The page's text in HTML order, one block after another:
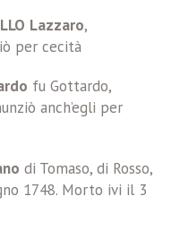
Lazzaro,
per cecità
fu Gottardo,
anch’egli per
di Tomaso, di Rosso,
1748. Morto ivi il 3